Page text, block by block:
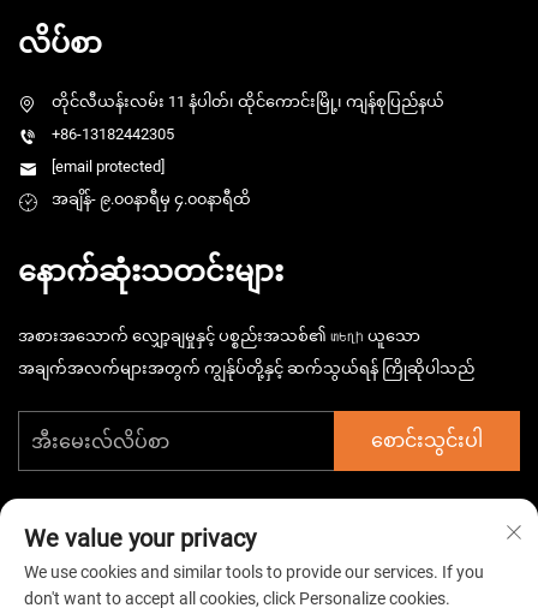
လိပ်စာ
တိုင်လီယန်းလမ်း 11 နံပါတ်၊ ထိုင်ကောင်းမြို့၊ ကျန်စုပြည်နယ်
+86-13182442305
[email protected]
အချိန်- ၉.၀၀နာရီမှ ၄.၀၀နာရီထိ
နောက်ဆုံးသတင်းများ
အစားအသောက် လျှော့ချမှုနှင့် ပစ္စည်းအသစ်၏ տեղի ယူသော
အချက်အလက်များအတွက် ကျွန်ုပ်တို့နှင့် ဆက်သွယ်ရန် ကြိုဆိုပါသည်
စောင်းသွင်းပါ
We value your privacy
We use cookies and similar tools to provide our services. If you
don't want to accept all cookies, click Personalize cookies.